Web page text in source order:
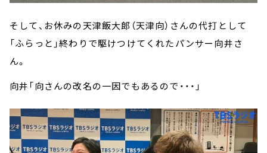
そして、お休みの天津飯大郎（天津向）さんの代打として
「ふらっと」終わりで駆けつけてくれたパンサー向井さ
ん。
向井「向さんの改名の一因でもあるので・・・」